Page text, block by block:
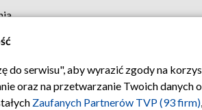
Regulamin TVP Polityka
do serwisu", aby wyrazić zgody na
oraz na przetwarzanie Twoich danych
Zaufanych Partnerów TVP (93 firm)